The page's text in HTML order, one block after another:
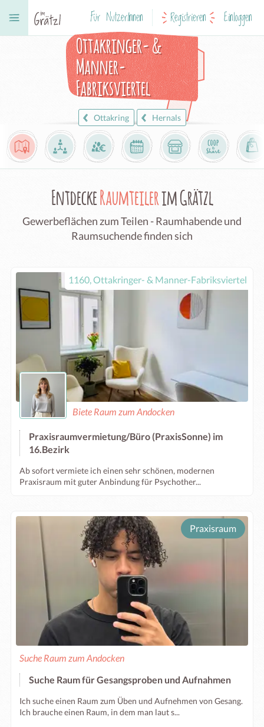
Für NutzerInnen Registrieren Einloggen
Ottakringer- &
Manner-
Fabriksviertel
Ottakring Hernals
EntdeckeRaumteilerim Grätzl
Gewerbeflächen zum Teilen - Raumhabende und
Raumsuchende finden sich
1160, Ottakringer- & Manner-Fabriksviertel
Biete Raum zum Andocken
Praxisraumvermietung/Büro (PraxisSonne) im
16.Bezirk
Ab sofort vermiete ich einen sehr schönen, modernen
Praxisraum mit guter Anbindung für Psychother...
Praxisraum
Suche Raum zum Andocken
Suche Raum für Gesangsproben und Aufnahmen
Ich suche einen Raum zum Üben und Aufnehmen von Gesang.
Ich brauche einen Raum, in dem man laut s...